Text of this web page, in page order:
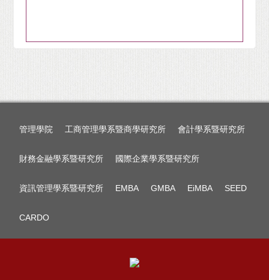
管理學院 工商管理學系暨商學研究所 會計學系暨研究所
財務金融學系暨研究所 國際企業學系暨研究所
資訊管理學系暨研究所 EMBA GMBA EiMBA SEED
CARDO